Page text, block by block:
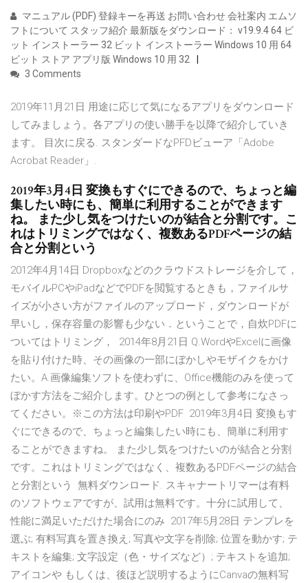
マニュアル (PDF) 登録キーを再送 お問い合わせ 会社案内 エムソ
フトについて スタッフ紹介 最新版をダウンロード： v19.9.4 64 ビ
ット インストーラー 32 ビット インストーラー Windows 10 用 64
ビット ストア アプリ版 Windows 10 用 32
3 Comments
2019年11月21日 用途に応じて気になるアプリをダウンロード
してみましょう。各アプリの使い勝手を以降で紹介していき
ます。 目次に戻る. スタンダードなPFDビューア「Adobe
Acrobat Reader」.
2019年3月4日 変換もすぐにできるので、ちょっと編
集したい時にも、簡単に利用することができます
ね。 また少し気をつけたいのが結合と分割です。こ
れはトリミングではなく、複数あるPDFページの結
合と分割という
2012年4月14日 Dropboxなどのクラウドストレージを介して，
モバイルPCやiPadなどでPDFを閲覧するときも，ファイルサ
イズが小さい方がファイルのアップロード，ダウンロードが
早いし，保存容量の影響も少ない．ということで，自炊PDFに
ついてはトリミング， 2014年8月21日 Q.WordやExcelに画像
を貼り付けた時、その画像の一部にぼかしやモザイクをかけ
たい。A.画像編集ソフトを使わずに、Office機能のみを使って
ぼかす方法をご紹介します。ひとつの例として参考になさっ
てください。※この方法は印刷やPDF 2019年3月4日 変換もす
ぐにできるので、ちょっと編集したい時にも、簡単に利用す
ることができますね。 また少し気をつけたいのが結合と分割
です。これはトリミングではなく、複数あるPDFページの結合
と分割という 無料ダウンロード. スキャナートリマーは有料
のソフトウェアですが、試用は無料です。十分に試用して、
性能に満足いただけた場合にのみ 2017年5月28日 テンプレを
選ぶ; 有料写真を置き換え; 写真や文字を削除; 位置を動かす; テ
キストを編集; 文字設定（色・サイズなど）; テキストを追加;
アイコンや もしくは、後ほど説明するようにCanvaの無料写